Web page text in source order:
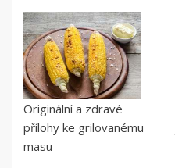
Originální a zdravé
přílohy ke grilovanému
masu